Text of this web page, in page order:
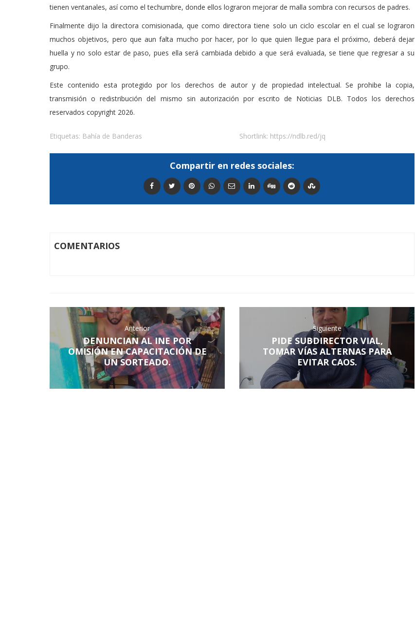
tienen ventanales, así como el techumbre, donde ellos lograron mejorar de malla sombra con recursos de padres.
Finalmente dijo la directora comisionada, que como directora tiene solo un ciclo escolar en el cual se lograron
muchos objetivos, pero que aun falta mucho por hacer, por lo que quien llegue para el próximo, deberá dejar
huella y no solo estar de paso, pues ella será cambiada debido a que será evaluada, se tiene que regresar a su
grupo.
Este contenido esta protegido por los derechos de autor y de propiedad intelectual. Se prohibe la copia,
transmisión o redistribución del mismo sin autorización por escrito de Noticias DLB. Todos los derechos
reservados copyright 2026.
Etiquetas: Bahía de Banderas Shortlink: https://ndlb.red/jq
Compartir en redes sociales:
COMENTARIOS
Anterior
DENUNCIAN AL INE POR
OMISIÓN EN CAPACITACIÓN DE
UN SORTEADO.
Siguiente
PIDE SUBDIRECTOR VIAL,
TOMAR VÍAS ALTERNAS PARA
EVITAR CAOS.